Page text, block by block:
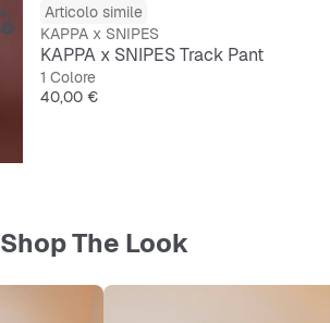
Articolo simile
KAPPA x SNIPES
KAPPA x SNIPES Track Pant
1 Colore
Prezzo
40,00 €
Shop The Look